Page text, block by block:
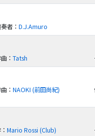
者 ：D.J.Amuro
：Tatsh
：NAOKI (前田尚紀)
：Mario Rossi (Club)